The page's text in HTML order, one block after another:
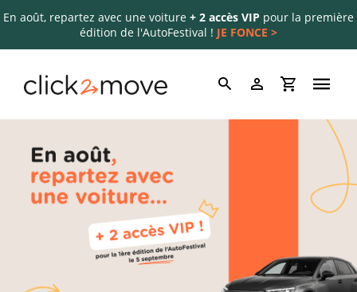
En août, repartez avec une voiture + 2 accès VIP pour la première
édition de l'AutoFestival ! JE FONCE >